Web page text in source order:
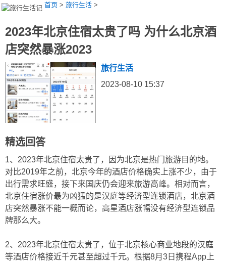
首页 > 旅行生活 >
2023年北京住宿太贵了吗 为什么北京酒
店突然暴涨2023
旅行生活
2023-08-10 15:37
精选回答
1、2023年北京住宿太贵了，因为北京是热门旅游目的地。
对比2019年之前，北京今年的酒店价格确实上涨不少，由于
出行需求旺盛，接下来国庆仍会迎来旅游高峰。相对而言，
北京住宿涨价最为凶猛的是汉庭等经济型连锁酒店，北京酒
店突然暴涨不能一概而论，高星酒店涨幅没有经济型连锁品
牌那么大。
2、2023年北京住宿太贵了，位于北京核心商业地段的汉庭
等酒店价格接近千元甚至超过千元。根据8月3日携程App上